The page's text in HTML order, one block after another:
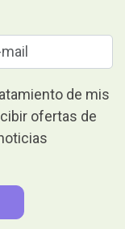
de mis
ofertas de